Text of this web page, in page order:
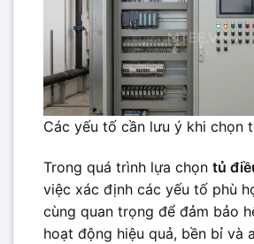
Các yếu tố cần lưu ý khi chọn
Trong quá trình lựa chọn tủ
việc xác định các yếu tố phù
cùng quan trọng để đảm bảo
hoạt động hiệu quả, bền bỉ và